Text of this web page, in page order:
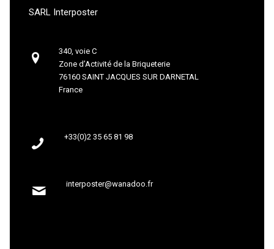
SARL Interposter
340, voie C
Zone d’Activité de la Briqueterie
76160 SAINT JACQUES SUR DARNETAL
France
+33(0)2 35 65 81 98
interposter@wanadoo.fr